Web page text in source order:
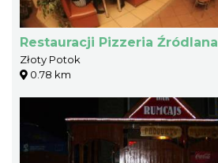
Restauracji Pizzeria Źródlana
Złoty Potok
0.78 km